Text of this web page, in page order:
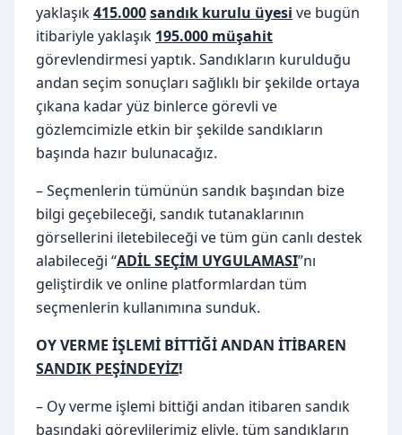
yaklaşık415.000sandık kurulu üyesi ve bugün
itibariyle yaklaşık 195.000 müşahit
görevlendirmesi yaptık. Sandıkların kurulduğu
andan seçim sonuçları sağlıklı bir şekilde ortaya
çıkana kadar yüz binlerce görevli ve
gözlemcimizle etkin bir şekilde sandıkların
başında hazır bulunacağız.
– Seçmenlerin tümünün sandık başından bize
bilgi geçebileceği, sandık tutanaklarının
görsellerini iletebileceği ve tüm gün canlı destek
alabileceği “ADİL SEÇİM UYGULAMASI”nı
geliştirdik ve online platformlardan tüm
seçmenlerin kullanımına sunduk.
OY VERME İŞLEMİ BİTTİĞİ ANDAN İTİBAREN
SANDIK PEŞİNDEYİZ!
– Oy verme işlemi bittiği andan itibaren sandık
başındaki görevlilerimiz eliyle, tüm sandıkların